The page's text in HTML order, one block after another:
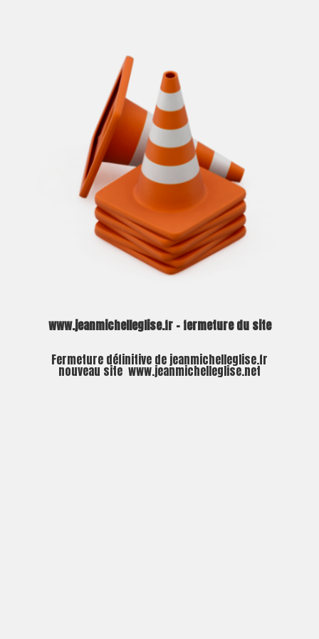
www.jeanmichelleglise.fr – fermeture du site
Fermeture définitive de jeanmichelleglise.fr
nouveau site www.jeanmichelleglise.net